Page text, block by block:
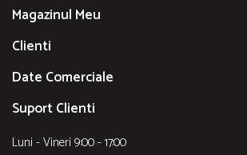
Magazinul Meu
Clienti
Date Comerciale
Suport Clienti
Luni - Vineri 9:00 - 17:00